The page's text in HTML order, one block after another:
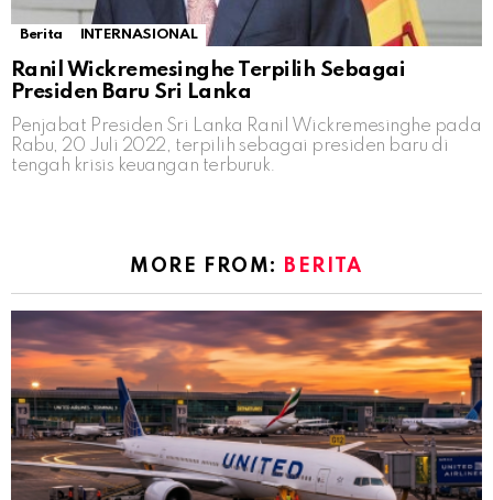
Berita INTERNASIONAL
Ranil Wickremesinghe Terpilih Sebagai
Presiden Baru Sri Lanka
Penjabat Presiden Sri Lanka Ranil Wickremesinghe pada
Rabu, 20 Juli 2022, terpilih sebagai presiden baru di
tengah krisis keuangan terburuk.
MORE FROM: BERITA